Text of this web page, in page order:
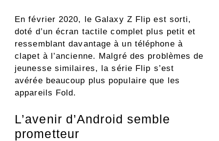
En février 2020, le Galaxy Z Flip est sorti,
doté d’un écran tactile complet plus petit et
ressemblant davantage à un téléphone à
clapet à l’ancienne. Malgré des problèmes de
jeunesse similaires, la série Flip s’est
avérée beaucoup plus populaire que les
appareils Fold.
L’avenir d’Android semble
prometteur